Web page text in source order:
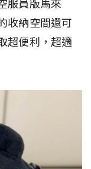
服員版馬來
收納空間還可
超便利，超適